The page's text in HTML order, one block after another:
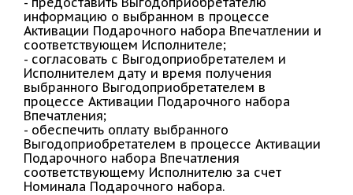
информацию о выбранном в процессе
Активации Подарочного набора Впечатлении и
соответствующем Исполнителе;
- согласовать с Выгодоприобретателем и
Исполнителем дату и время получения
выбранного Выгодоприобретателем в
процессе Активации Подарочного набора
Впечатления;
- обеспечить оплату выбранного
Выгодоприобретателем в процессе Активации
Подарочного набора Впечатления
соответствующему Исполнителю за счет
Номинала Подарочного набора.